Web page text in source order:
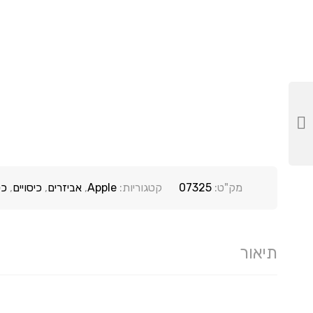
מק"ט: 07325 קטגוריות: Apple
, אביזרים, כיסויים,
תיאור